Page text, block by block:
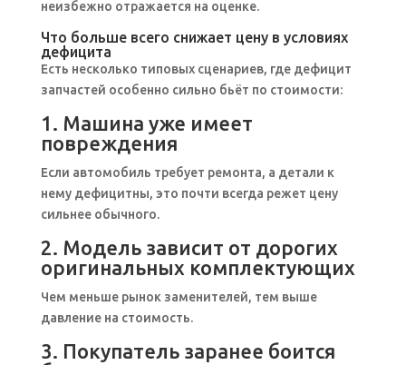
неизбежно отражается на оценке.
Что больше всего снижает цену в условиях
дефицита
Есть несколько типовых сценариев, где дефицит
запчастей особенно сильно бьёт по стоимости:
1. Машина уже имеет
повреждения
Если автомобиль требует ремонта, а детали к
нему дефицитны, это почти всегда режет цену
сильнее обычного.
2. Модель зависит от дорогих
оригинальных комплектующих
Чем меньше рынок заменителей, тем выше
давление на стоимость.
3. Покупатель заранее боится